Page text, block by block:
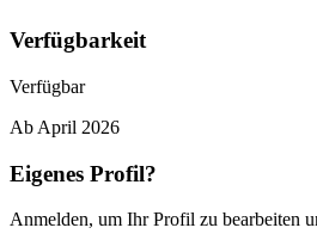
Verfügbarkeit
Verfügbar
Ab April 2026
Eigenes Profil?
Anmelden, um Ihr Profil zu bearbeiten